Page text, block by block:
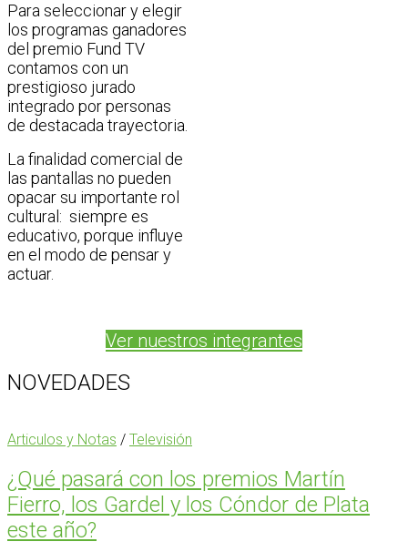
Para seleccionar y elegir
los programas ganadores
del premio Fund TV
contamos con un
prestigioso jurado
integrado por personas
de destacada trayectoria.
La finalidad comercial de
las pantallas no pueden
opacar su importante rol
cultural: siempre es
educativo, porque influye
en el modo de pensar y
actuar.
Ver nuestros integrantes
NOVEDADES
Articulos y Notas / Televisión
¿Qué pasará con los premios Martín
Fierro, los Gardel y los Cóndor de Plata
este año?